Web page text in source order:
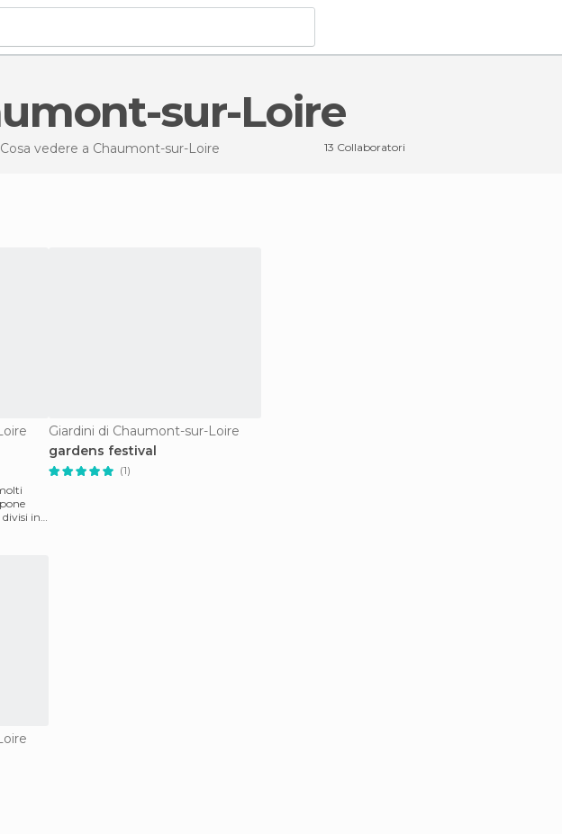
sur-Loire
Cosa vedere a Chaumont-sur-Loire 13 Collaboratori
Giardini di Chaumont-sur-Loire
gardens festival
(1)